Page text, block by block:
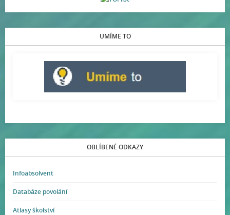
UMÍME TO
OBLÍBENÉ ODKAZY
Infoabsolvent
Databáze povolání
Atlasy školství